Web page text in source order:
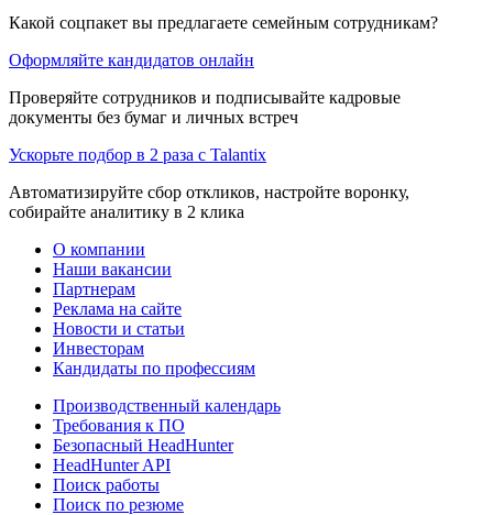
Какой соцпакет вы предлагаете семейным сотрудникам?
Оформляйте кандидатов онлайн
Проверяйте сотрудников и подписывайте кадровые
документы без бумаг и личных встреч
Ускорьте подбор в 2 раза с Talantix
Автоматизируйте сбор откликов, настройте воронку,
собирайте аналитику в 2 клика
О компании
Наши вакансии
Партнерам
Реклама на сайте
Новости и статьи
Инвесторам
Кандидаты по профессиям
Производственный календарь
Требования к ПО
Безопасный HeadHunter
HeadHunter API
Поиск работы
Поиск по резюме